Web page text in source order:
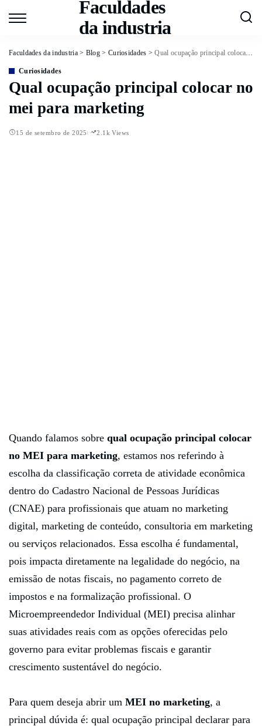
Faculdades
da industria
Faculdades da industria> Blog > Curiosidades >Qual ocupação principal colocar no mei para marketing
Curiosidades
Qual ocupação principal colocar no
mei para marketing
15 de setembro de 2025 2.1k Views
Quando falamos sobre qual ocupação principal colocar
no MEI para marketing, estamos nos referindo à
escolha da classificação correta de atividade econômica
dentro do Cadastro Nacional de Pessoas Jurídicas
(CNAE) para profissionais que atuam no marketing
digital, marketing de conteúdo, consultoria em marketing
ou serviços relacionados. Essa escolha é fundamental,
pois impacta diretamente na legalidade do negócio, na
emissão de notas fiscais, no pagamento correto de
impostos e na formalização profissional. O
Microempreendedor Individual (MEI) precisa alinhar
suas atividades reais com as opções oferecidas pelo
governo para evitar problemas fiscais e garantir
crescimento sustentável do negócio.
Para quem deseja abrir um MEI no marketing, a
principal dúvida é: qual ocupação principal declarar para